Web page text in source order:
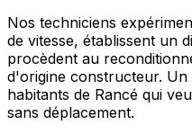
Nos techniciens
de vitesse, établissent un
procèdent au
d'origine constructeur.
habitants de Rancé qui
sans déplacement.